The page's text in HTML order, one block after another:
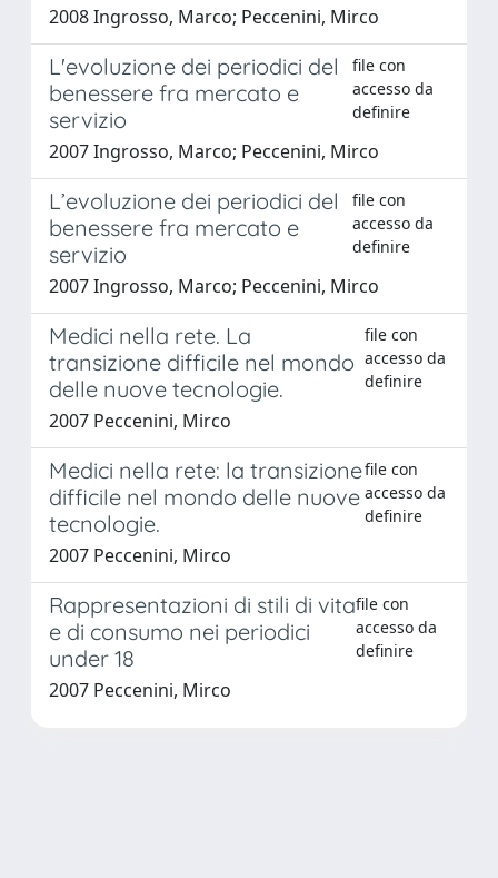
2008 Ingrosso, Marco; Peccenini, Mirco
L'evoluzione dei periodici del
benessere fra mercato e
servizio
file con
accesso da
definire
2007 Ingrosso, Marco; Peccenini, Mirco
L’evoluzione dei periodici del
benessere fra mercato e
servizio
file con
accesso da
definire
2007 Ingrosso, Marco; Peccenini, Mirco
Medici nella rete. La
transizione difficile nel mondo
delle nuove tecnologie.
file con
accesso da
definire
2007 Peccenini, Mirco
Medici nella rete: la transizione
difficile nel mondo delle nuove
tecnologie.
file con
accesso da
definire
2007 Peccenini, Mirco
Rappresentazioni di stili di vita
e di consumo nei periodici
under 18
file con
accesso da
definire
2007 Peccenini, Mirco